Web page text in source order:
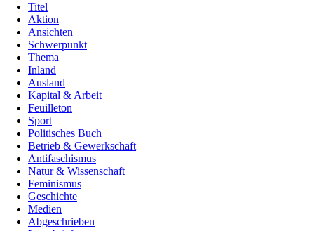
Titel
Aktion
Ansichten
Schwerpunkt
Thema
Inland
Ausland
Kapital & Arbeit
Feuilleton
Sport
Politisches Buch
Betrieb & Gewerkschaft
Antifaschismus
Natur & Wissenschaft
Feminismus
Geschichte
Medien
Abgeschrieben